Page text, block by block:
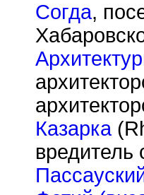
Согда,
Казарка
вредитель